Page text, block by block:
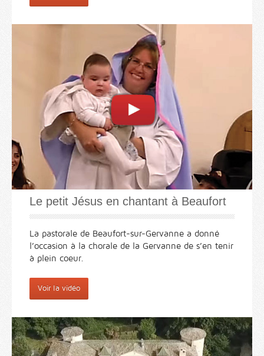
Le petit Jésus en chantant à Beaufort
La pastorale de Beaufort-sur-Gervanne a donné
l’occasion à la chorale de la Gervanne de s’en tenir
à plein coeur.
Voir la vidéo